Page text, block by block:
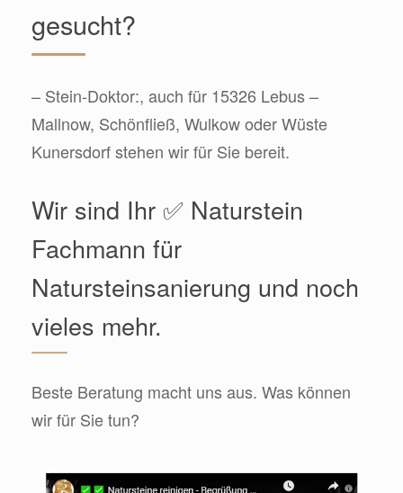
gesucht?
– Stein-Doktor:, auch für 15326 Lebus –
Mallnow, Schönfließ, Wulkow oder Wüste
Kunersdorf stehen wir für Sie bereit.
Wir sind Ihr ✅ Naturstein
Fachmann für
Natursteinsanierung und noch
vieles mehr.
Beste Beratung macht uns aus. Was können
wir für Sie tun?